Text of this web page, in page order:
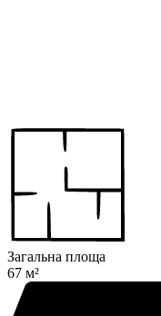
Загальна площа
67 м²